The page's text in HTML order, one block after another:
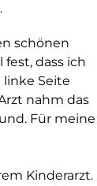
schönen
dass ich
Seite
nahm das
Für meine
Kinderarzt.